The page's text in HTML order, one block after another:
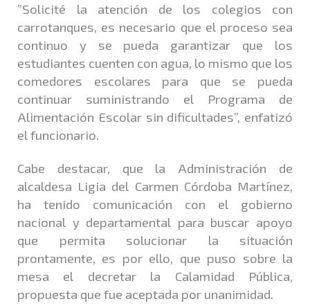
”Solicité la atención de los colegios con
carrotanques, es necesario que el proceso sea
continuo y se pueda garantizar que los
estudiantes cuenten con agua, lo mismo que los
comedores escolares para que se pueda
continuar suministrando el Programa de
Alimentación Escolar sin dificultades”, enfatizó
el funcionario.
Cabe destacar, que la Administración de
alcaldesa Ligia del Carmen Córdoba Martínez,
ha tenido comunicación con el gobierno
nacional y departamental para buscar apoyo
que permita solucionar la situación
prontamente, es por ello, que puso sobre la
mesa el decretar la Calamidad Pública,
propuesta que fue aceptada por unanimidad.